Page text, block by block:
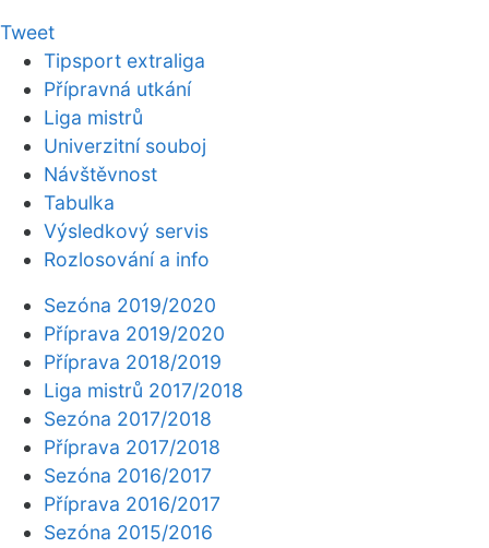
Tweet
Tipsport extraliga
Přípravná utkání
Liga mistrů
Univerzitní souboj
Návštěvnost
Tabulka
Výsledkový servis
Rozlosování a info
Sezóna 2019/2020
Příprava 2019/2020
Příprava 2018/2019
Liga mistrů 2017/2018
Sezóna 2017/2018
Příprava 2017/2018
Sezóna 2016/2017
Příprava 2016/2017
Sezóna 2015/2016